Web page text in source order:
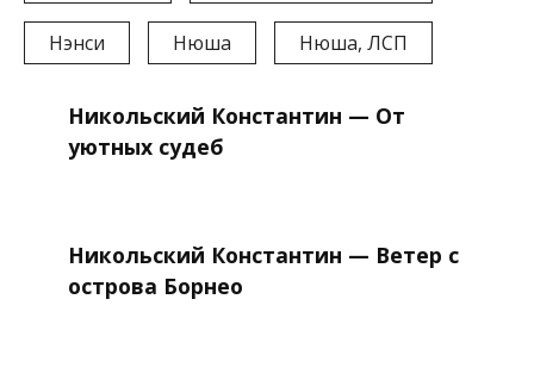
Нэнси Нюша Нюша, ЛСП
Никольский Константин — От
уютных судеб
Никольский Константин — Ветер с
острова Борнео